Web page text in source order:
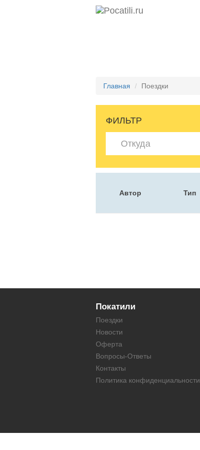
Главная Поездки
ФИЛЬТР
Автор Тип
Покатили
Поездки
Новости
Оферта
Вопросы-Ответы
Контакты
Политика конфиденциальности